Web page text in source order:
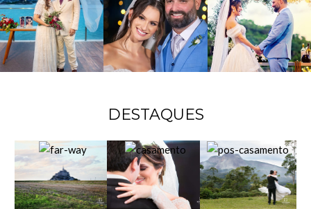
DESTAQUES